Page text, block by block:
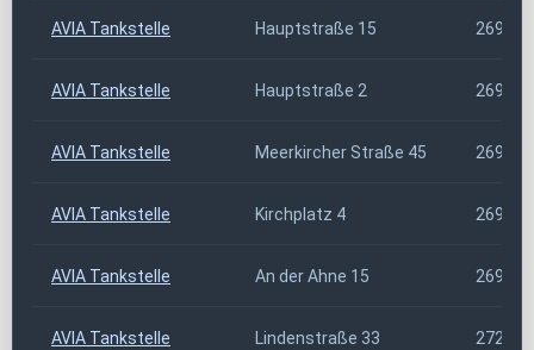
AVIA Tankstelle Hauptstraße 15 26904
AVIA Tankstelle Hauptstraße 2 26909
AVIA Tankstelle Meerkircher Straße 45 26939
AVIA Tankstelle Kirchplatz 4 26969
AVIA Tankstelle An der Ahne 15 26969
AVIA Tankstelle Lindenstraße 33 27239